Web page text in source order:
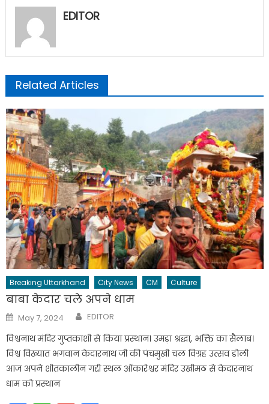
EDITOR
Related Articles
Breaking Uttarkhand City News CM Culture
बाबा केदार चले अपने धाम
Posted
on
May 7, 2024 Author
EDITOR
विश्वनाथ मंदिर गुप्तकाशी से किया प्रस्थान। उमड़ा श्रद्धा, भक्ति का सैलाब।
विश्व विख्यात भगवान केदारनाथ जी की पंचमुखी चल विग्रह उत्सव डोली
आज अपने शीतकालीन गद्दी स्थल ओंकारेश्वर मंदिर उखीमठ से केदारनाथ
धाम को प्रस्थान